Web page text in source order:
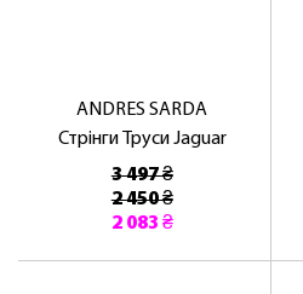
ANDRES SARDA
Стрінги Труси Jaguar
3 497 ₴
2 450 ₴
2 083 ₴